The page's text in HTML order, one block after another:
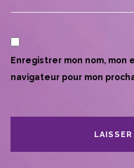
Enregistrer mon nom,
navigateur pour mon